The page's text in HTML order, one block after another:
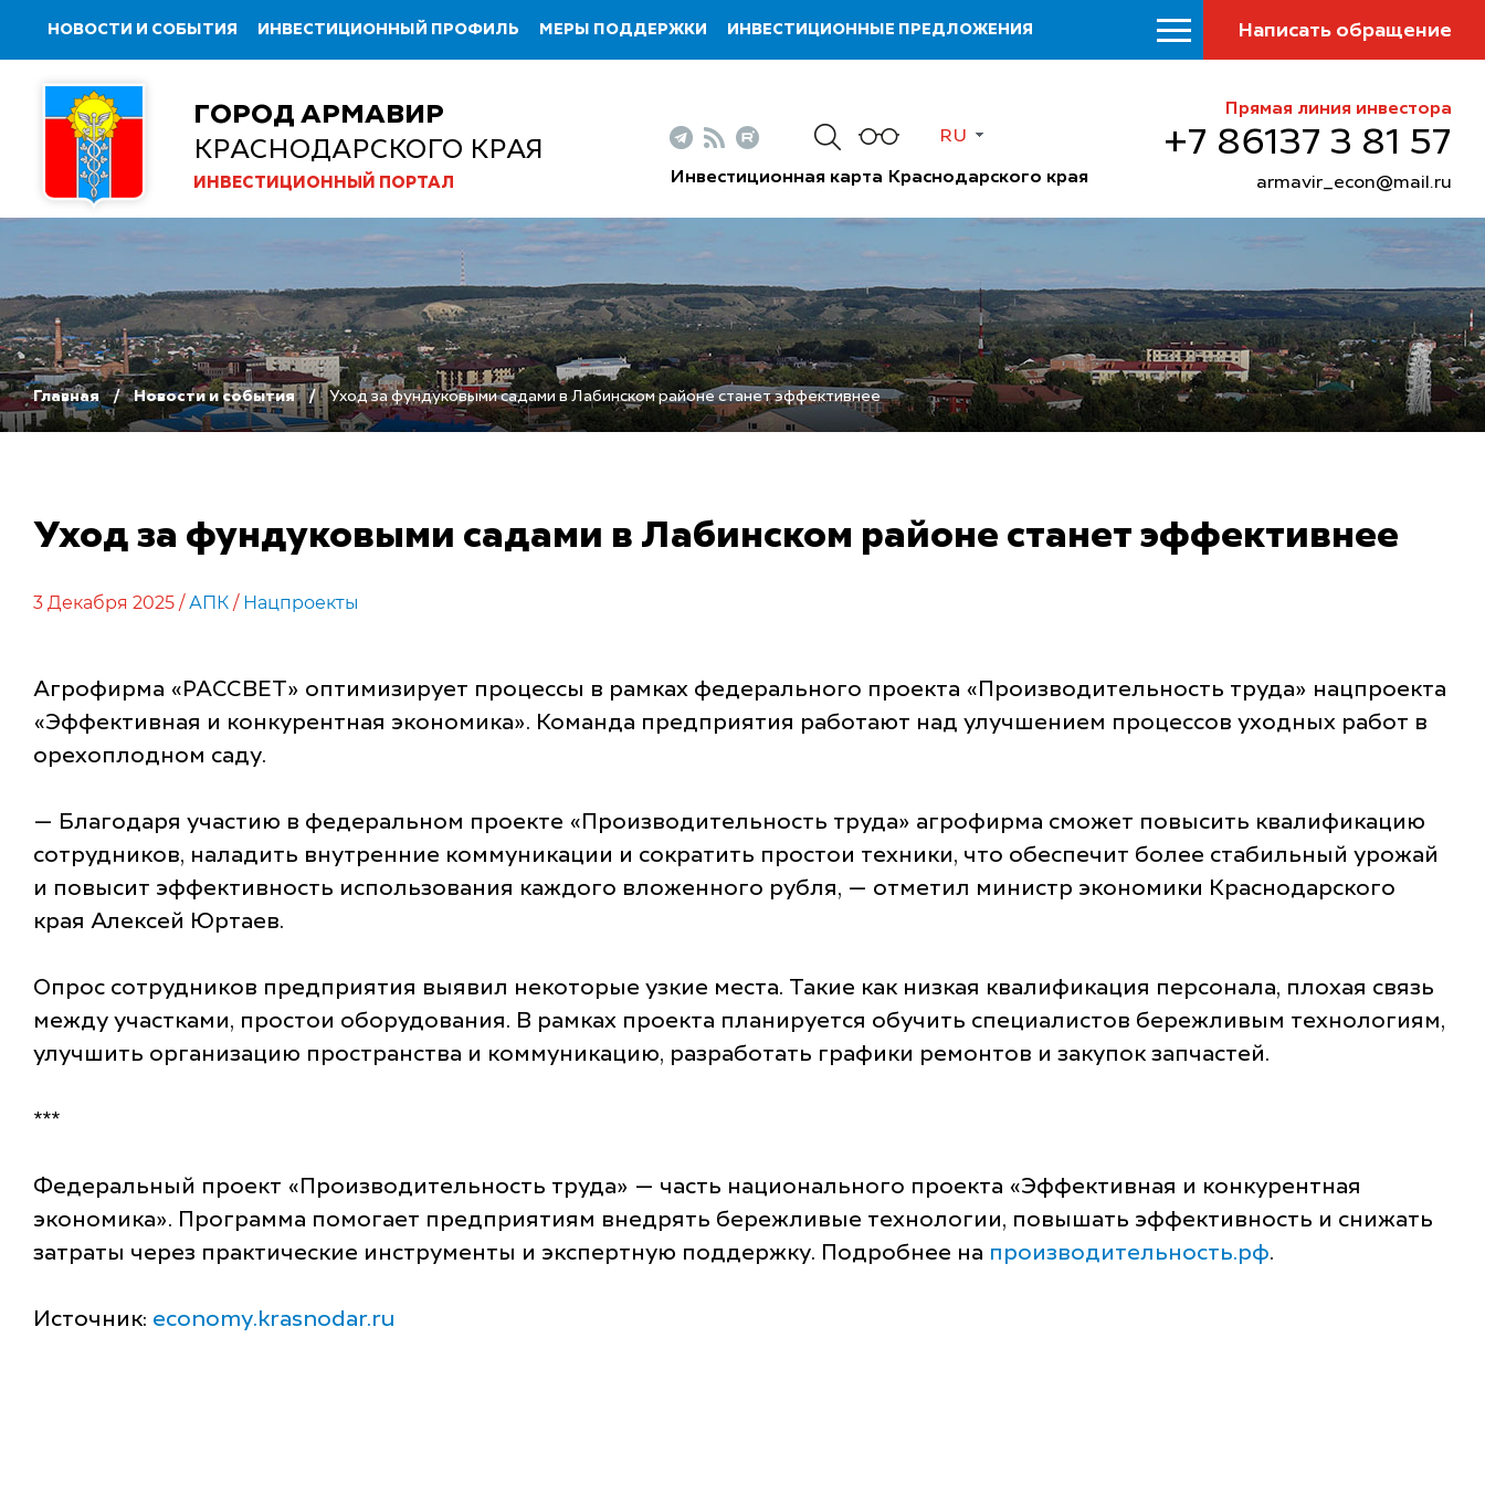
НОВОСТИ И СОБЫТИЯ ИНВЕСТИЦИОННЫЙ ПРОФИЛЬ МЕРЫ ПОДДЕРЖКИ ИНВЕСТИЦИОННЫЕ ПРЕДЛОЖЕНИЯ Написать обращение
ГОРОД АРМАВИР
КРАСНОДАРСКОГО КРАЯ
ИНВЕСТИЦИОННЫЙ ПОРТАЛ
RU
Инвестиционная карта Краснодарского края
Прямая линия инвестора
+7 86137 3 81 57
armavir_econ@mail.ru
Главная Новости и события Уход за фундуковыми садами в Лабинском районе станет эффективнее
Уход за фундуковыми садами в Лабинском районе станет эффективнее
3 Декабря 2025 / АПК / Нацпроекты
Агрофирма «РАССВЕТ» оптимизирует процессы в рамках федерального проекта «Производительность труда» нацпроекта
«Эффективная и конкурентная экономика». Команда предприятия работают над улучшением процессов уходных работ в
орехоплодном саду.
— Благодаря участию в федеральном проекте «Производительность труда» агрофирма сможет повысить квалификацию
сотрудников, наладить внутренние коммуникации и сократить простои техники, что обеспечит более стабильный урожай
и повысит эффективность использования каждого вложенного рубля, — отметил министр экономики Краснодарского
края Алексей Юртаев.
Опрос сотрудников предприятия выявил некоторые узкие места. Такие как низкая квалификация персонала, плохая связь
между участками, простои оборудования. В рамках проекта планируется обучить специалистов бережливым технологиям,
улучшить организацию пространства и коммуникацию, разработать графики ремонтов и закупок запчастей.
***
Федеральный проект «Производительность труда» — часть национального проекта «Эффективная и конкурентная
экономика». Программа помогает предприятиям внедрять бережливые технологии, повышать эффективность и снижать
затраты через практические инструменты и экспертную поддержку. Подробнее на производительность.рф.
Источник: economy.krasnodar.ru